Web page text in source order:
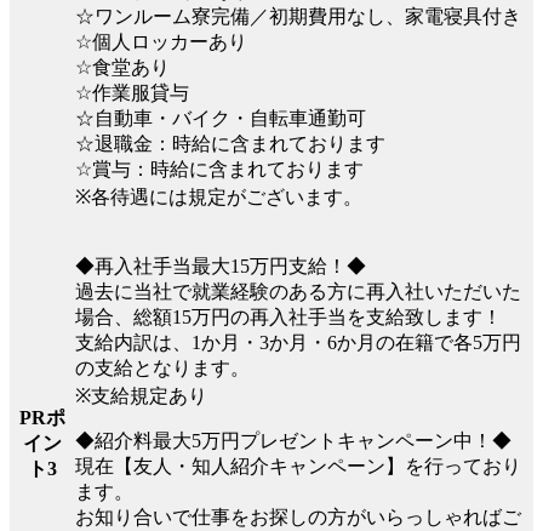
☆ワンルーム寮完備／初期費用なし、家電寝具付き
☆個人ロッカーあり
☆食堂あり
☆作業服貸与
☆自動車・バイク・自転車通勤可
☆退職金：時給に含まれております
☆賞与：時給に含まれております
※各待遇には規定がございます。
PRポ
イン
ト3
◆再入社手当最大15万円支給！◆
過去に当社で就業経験のある方に再入社いただいた
場合、総額15万円の再入社手当を支給致します！
支給内訳は、1か月・3か月・6か月の在籍で各5万円
の支給となります。
※支給規定あり
◆紹介料最大5万円プレゼントキャンペーン中！◆
現在【友人・知人紹介キャンペーン】を行っており
ます。
お知り合いで仕事をお探しの方がいらっしゃればご